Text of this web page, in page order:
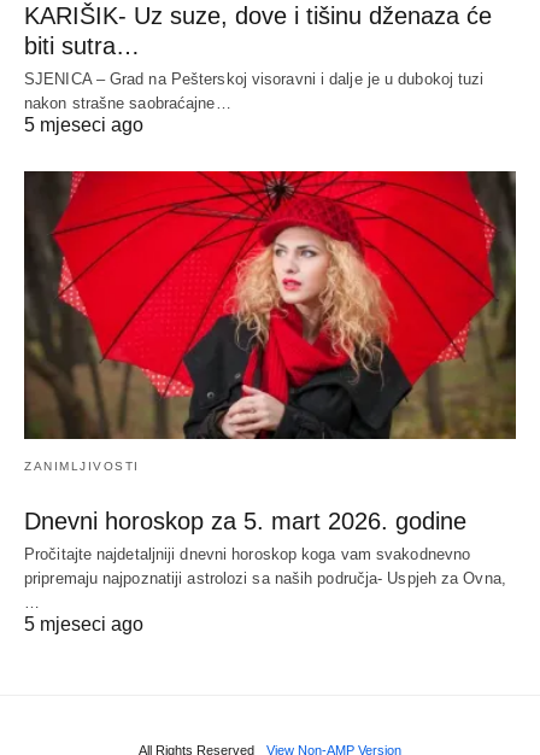
KARIŠIK- Uz suze, dove i tišinu dženaza će
biti sutra…
SJENICA – Grad na Pešterskoj visoravni i dalje je u dubokoj tuzi
nakon strašne saobraćajne…
5 mjeseci ago
ZANIMLJIVOSTI
Dnevni horoskop za 5. mart 2026. godine
Pročitajte najdetaljniji dnevni horoskop koga vam svakodnevno
pripremaju najpoznatiji astrolozi sa naših područja- Uspjeh za Ovna,
5 mjeseci ago
All Rights Reserved View Non-AMP Version